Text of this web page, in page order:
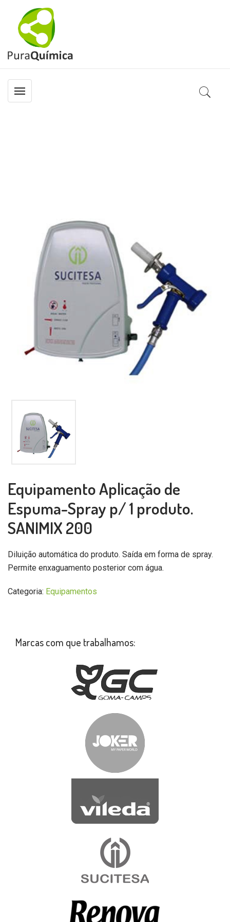
Equipamento Aplicação de
Espuma-Spray p/ 1 produto.
SANIMIX 200
Diluição automática do produto. Saída em forma de spray.
Permite enxaguamento posterior com água.
Categoria: Equipamentos
Marcas com que trabalhamos: